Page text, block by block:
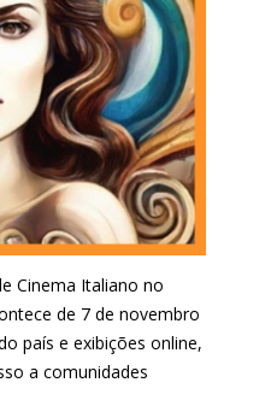
Cinema Italiano no
de 7 de novembro
país e exibições online,
a comunidades